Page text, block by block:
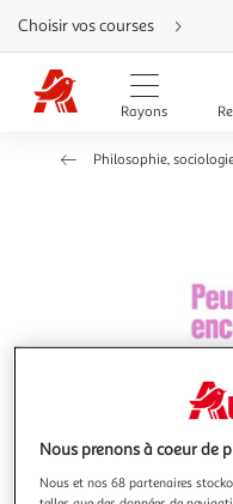
Aller
directement
au
contenu
Aller
directement
Aller
Choisir vos courses
Rayons
Philosophie,
Nous prenons à coeur de
Nous et nos 68 partenaires